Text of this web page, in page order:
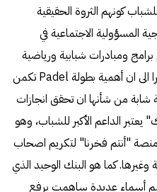
كونهم الثروة الحقيقية
المسؤولية الاجتماعية في
ومبادرات شبابية ورياضية
ترتقي لطموحاتهم وتلبي رغباتهم، مشيرا الى ان أهمية بطولة Padel تكمن
شابة من شأنها ان تحقق انجازات
الداعم الأكبر للشباب، وهو
"أنتم فخرنا" لتكريم اصحاب
وغيرها. كما هو البنك الوحيد الذي
أسماء عديدة ساهمت برفع